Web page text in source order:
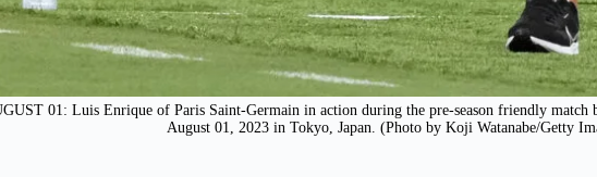
01: Luis Enrique of Paris Saint-Germain in action during the pre-season friendly match
August 01, 2023 in Tokyo, Japan. (Photo by Koji Watanabe/Getty